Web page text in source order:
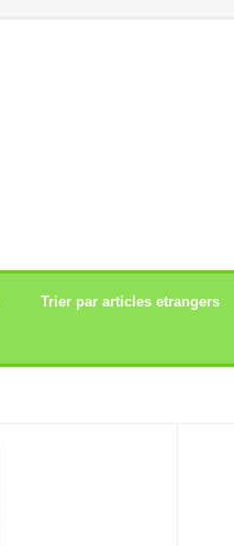
Trier par articles etrangers